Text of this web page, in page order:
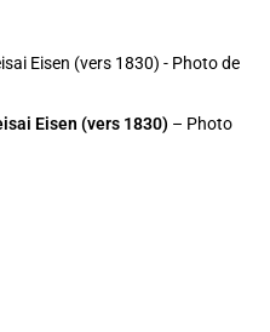
Eisen (vers 1830) – Photo